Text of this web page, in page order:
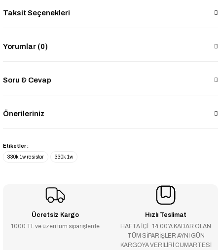
Taksit Seçenekleri
Yorumlar (0)
Soru & Cevap
Önerileriniz
Etiketler :
330k 1w resistor
330k 1w
Ücretsiz Kargo
1000 TL ve üzeri tüm siparişlerde
Hızlı Teslimat
HAFTA İÇİ : 14:00’A KADAR OLAN
TÜM SİPARİŞLER AYNI GÜN
KARGOYA VERİLİRİ CUMARTESİ